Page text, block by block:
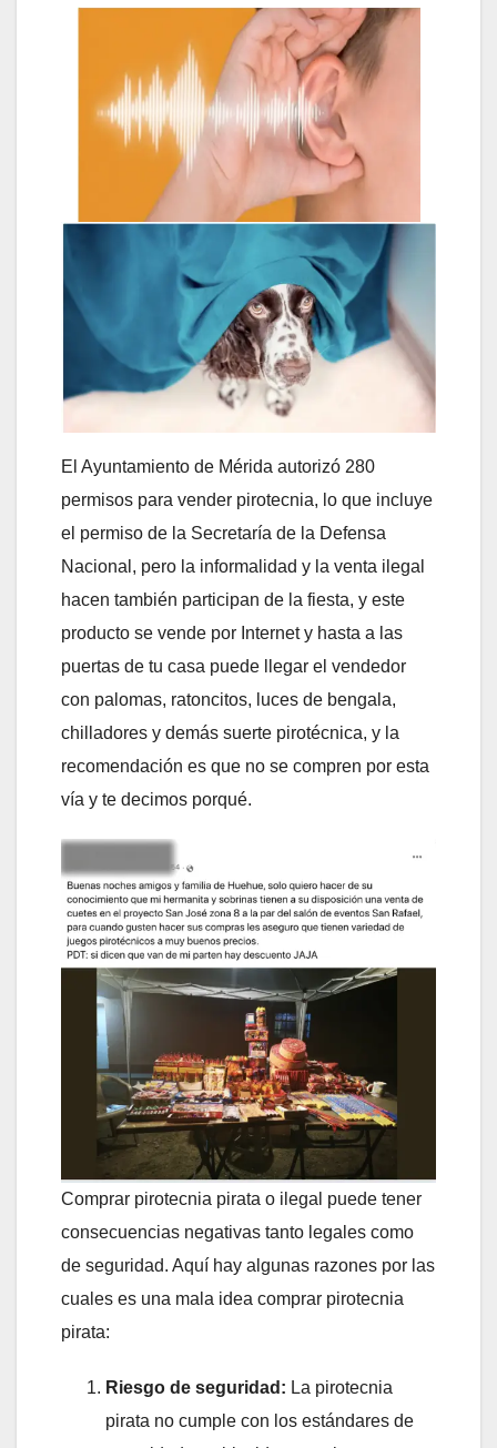
El Ayuntamiento de Mérida autorizó 280
permisos para vender pirotecnia, lo que incluye
el permiso de la Secretaría de la Defensa
Nacional, pero la informalidad y la venta ilegal
hacen también participan de la fiesta, y este
producto se vende por Internet y hasta a las
puertas de tu casa puede llegar el vendedor
con palomas, ratoncitos, luces de bengala,
chilladores y demás suerte pirotécnica, y la
recomendación es que no se compren por esta
vía y te decimos porqué.
Comprar pirotecnia pirata o ilegal puede tener
consecuencias negativas tanto legales como
de seguridad. Aquí hay algunas razones por las
cuales es una mala idea comprar pirotecnia
pirata:
Riesgo de seguridad: La pirotecnia
pirata no cumple con los estándares de